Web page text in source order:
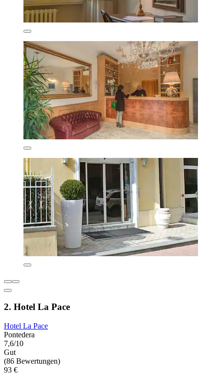
2. Hotel La Pace
Hotel La Pace
Pontedera
7,6/10
Gut
(86 Bewertungen)
93 €